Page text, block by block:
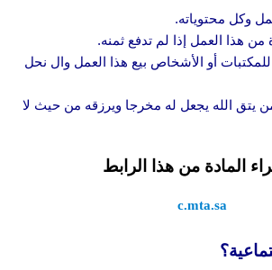
وكل محتوياته.
من هذا العمل إذا لم تدفع ثمنه.
للمكتبات أو الأشخاص بيع هذا العمل وال نحل
يتق الله يجعل له مخرجا ويرزقه من حيث لا
المادة من هذا الرابط
c.mta.sa